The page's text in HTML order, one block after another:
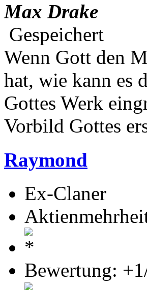
Max Drake
Gespeichert
Wenn Gott den
hat, wie kann es
Gottes Werk
Vorbild Gottes
Raymond
Ex-Claner
Bewertung: